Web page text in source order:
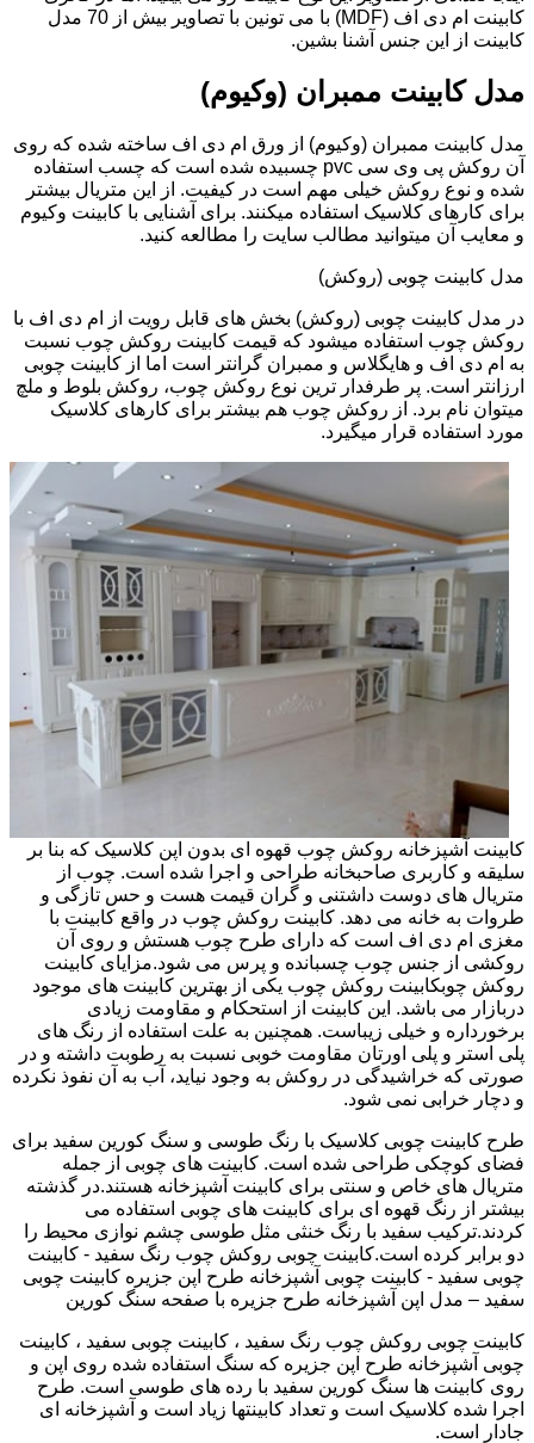
کابینت ام دی اف (MDF) با می تونین با تصاویر بیش از 70 مدل
کابینت از این جنس آشنا بشین.
مدل کابینت ممبران (وکیوم)
مدل کابینت ممبران (وکیوم) از ورق ام دی اف ساخته شده که روی
آن روکش پی وی سی pvc چسبیده شده است که چسب استفاده
شده و نوع روکش خیلی مهم است در کیفیت. از این متریال بیشتر
برای کارهای کلاسیک استفاده میکنند. برای آشنایی با کابینت وکیوم
و معایب آن میتوانید مطالب سایت را مطالعه کنید.
مدل کابینت چوبی (روکش)
در مدل کابینت چوبی (روکش) بخش های قابل رویت از ام دی اف با
روکش چوب استفاده میشود که قیمت کابینت روکش چوب نسبت
به ام دی اف و هایگلاس و ممبران گرانتر است اما از کابینت چوبی
ارزانتر است. پر طرفدار ترین نوع روکش چوب، روکش بلوط و ملچ
میتوان نام برد. از روکش چوب هم بیشتر برای کارهای کلاسیک
مورد استفاده قرار میگیرد.
کابینت آشپزخانه روکش چوب قهوه ای بدون اپن کلاسیک که بنا بر
سلیقه و کاربری صاحبخانه طراحی و اجرا شده است. چوب از
متریال های دوست داشتنی و گران قیمت هست و حس تازگی و
طروات به خانه می دهد. کابینت روکش چوب در واقع کابینت با
مغزی ام دی اف است که دارای طرح چوب هستش و روی آن
روکشی از جنس چوب چسبانده و پرس می شود.مزایای کابینت
روکش چوبکابینت روکش چوب یکی از بهترین کابینت های موجود
دربازار می باشد. این کابینت از استحکام و مقاومت زیادی
برخورداره و خیلی زیباست. همچنین به علت استفاده از رنگ های
پلی استر و پلی اورتان مقاومت خوبی نسبت به رطوبت داشته و در
صورتی که خراشیدگی در روکش به وجود نیاید، آب به آن نفوذ نکرده
و دچار خرابی نمی شود.
طرح کابینت چوبی کلاسیک با رنگ طوسی و سنگ کورین سفید برای
فضای کوچکی طراحی شده است. کابینت های چوبی از جمله
متریال های خاص و سنتی برای کابینت آشپزخانه هستند.در گذشته
بیشتر از رنگ قهوه ای برای کابینت های چوبی استفاده می
کردند.ترکیب سفید با رنگ خنثی مثل طوسی چشم نوازی محیط را
دو برابر کرده است.کابینت چوبی روکش چوب رنگ سفید - کابینت
چوبی سفید - کابینت چوبی آشپزخانه طرح اپن جزیره کابینت چوبی
سفید – مدل اپن آشپزخانه طرح جزیره با صفحه سنگ کورین
کابینت چوبی روکش چوب رنگ سفید ، کابینت چوبی سفید ، کابینت
چوبی آشپزخانه طرح اپن جزیره که سنگ استفاده شده روی اپن و
روی کابینت ها سنگ کورین سفید با رده های طوسی است. طرح
اجرا شده کلاسیک است و تعداد کابینتها زیاد است و آشپزخانه ای
جادار است.